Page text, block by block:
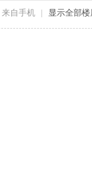
来自手机 | 显示全部楼